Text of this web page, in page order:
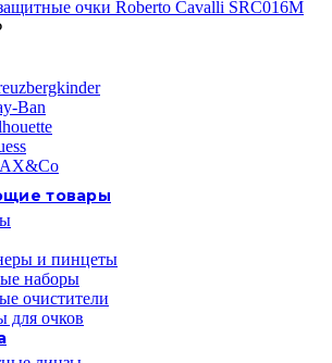
очки Roberto Cavalli SRC016M
Ban
товары
и пинцеты
наборы
очистители
для очков